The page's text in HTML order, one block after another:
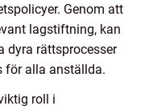
Genom att
lagstiftning, kan
dyra rättsprocesser
för alla anställda.
roll i